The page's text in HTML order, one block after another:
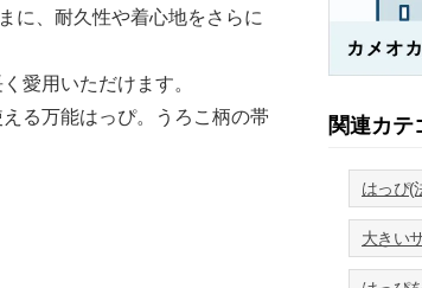
に、耐久性や着心地をさらに
愛用いただけます。
る万能はっぴ。うろこ柄の帯
関連カテ
はっぴ(
大きい